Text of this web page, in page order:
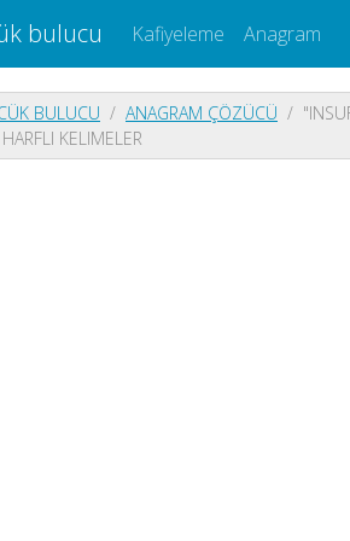
bulucu Kafiyeleme Anagram
BULUCU ANAGRAM ÇÖZÜCÜ
KELIMELER